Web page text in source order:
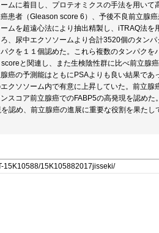
ムに着目し、プロテオミクスの手法を用い
患者（Gleason score 6）、予後不良前立腺
ムを超遠心法により抽出精製し、iTRAQ法
、尿中エクソソームより合計3520個のタン
クを１１個認めた。これら複数のタンパク
と関連し、また生検陰性群に比べ前立腺
癌の予測能はともにPSAよりも良い結果で
クソソーム内で有意に上昇していた。前立
スコア前立腺癌でのFABP5の高発現を認め
認め、前立腺癌の進展に重要な役割を果たし